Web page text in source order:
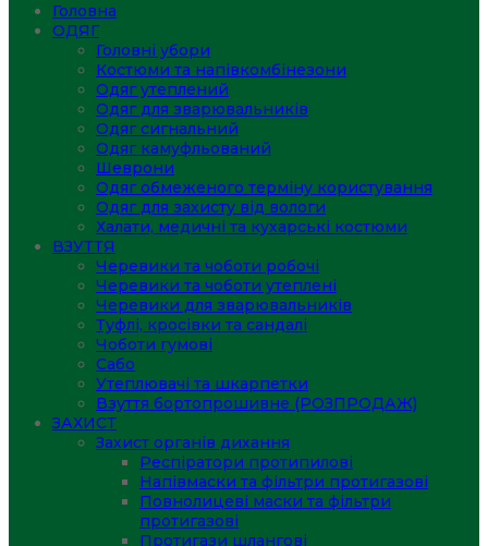
Головна
ОДЯГ
Головні убори
Костюми та напівкомбінезони
Одяг утеплений
Одяг для зварювальників
Одяг сигнальний
Одяг камуфльований
Шеврони
Одяг обмеженого терміну користування
Одяг для захисту від вологи
Халати, медичні та кухарські костюми
ВЗУТТЯ
Черевики та чоботи робочі
Черевики та чоботи утеплені
Черевики для зварювальників
Туфлі, кросівки та сандалі
Чоботи гумові
Сабо
Утеплювачі та шкарпетки
Взуття бортопрошивне (РОЗПРОДАЖ)
ЗАХИСТ
Захист органів дихання
Респіратори протипилові
Напівмаски та фільтри протигазові
Повнолицеві маски та фільтри
протигазові
Протигази шлангові